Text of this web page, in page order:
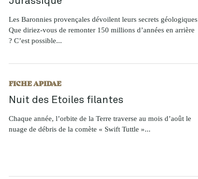
Les Baronnies provençales dévoilent leurs secrets géologiques
Que diriez-vous de remonter 150 millions d’années en arrière
? C’est possible...
FICHE APIDAE
Nuit des Etoiles filantes
Chaque année, l’orbite de la Terre traverse au mois d’août le
nuage de débris de la comète « Swift Tuttle »...